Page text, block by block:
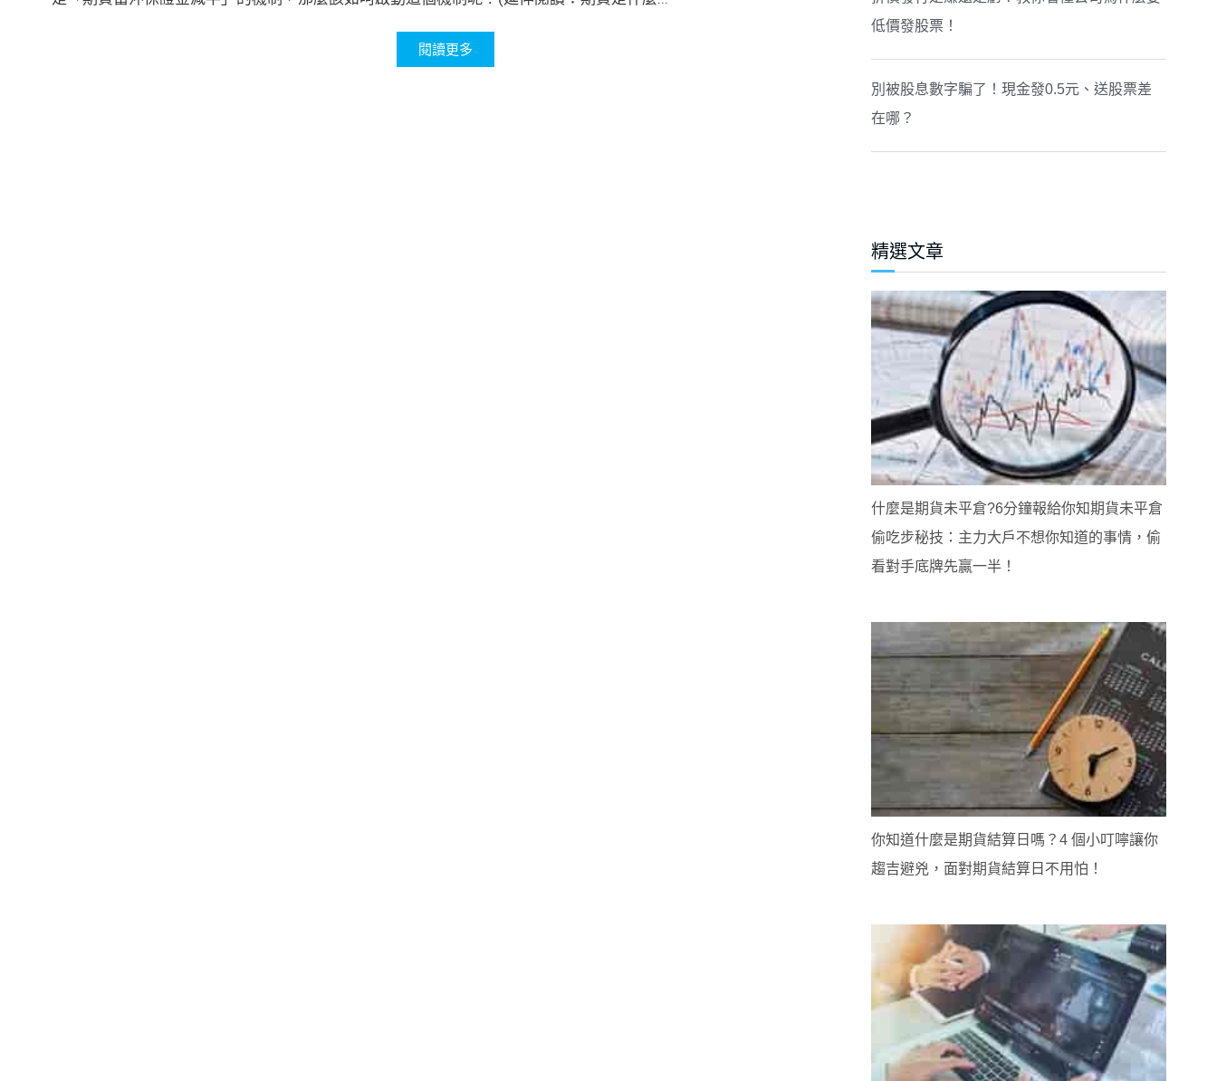
閱讀更多
低價發股票！
別被股息數字騙了！現金發0.5元、送股票差
在哪？
精選文章
什麼是期貨未平倉?6分鐘報給你知期貨未平倉
偷吃步秘技：主力大戶不想你知道的事情，偷
看對手底牌先贏一半！
你知道什麼是期貨結算日嗎？4 個小叮嚀讓你
趨吉避兇，面對期貨結算日不用怕！